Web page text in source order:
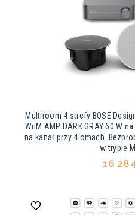
Multiroom 4 strefy BOSE
WiiM AMP DARK GRAY 60 W
na kanał przy 4 omach.
w trybie
16